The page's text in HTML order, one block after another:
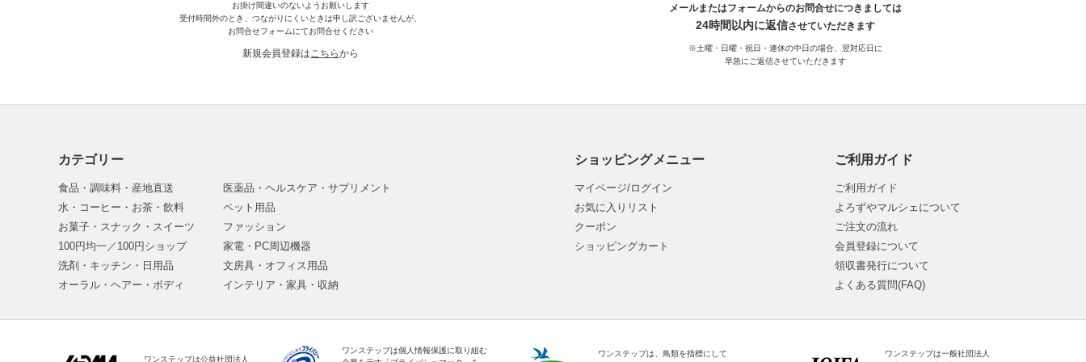
お掛け間違いのないようお願いします
受付時間外のとき、つながりにくいときは申し訳ございませんが、
お問合せフォームにてお問合せください
新規会員登録はこちらから
メールまたはフォームからのお問合せにつきましては
24時間以内に返信させていただきます
※土曜・日曜・祝日・連休の中日の場合、翌対応日に
早急にご返信させていただきます
カテゴリー
食品・調味料・産地直送
水・コーヒー・お茶・飲料
お菓子・スナック・スイーツ
100円均一／100円ショップ
洗剤・キッチン・日用品
オーラル・ヘアー・ボディ
医薬品・ヘルスケア・サプリメント
ペット用品
ファッション
家電・PC周辺機器
文房具・オフィス用品
インテリア・家具・収納
ショッピングメニュー
マイページ/ログイン
お気に入りリスト
クーポン
ショッピングカート
ご利用ガイド
ご利用ガイド
よろずやマルシェについて
ご注文の流れ
会員登録について
領収書発行について
よくある質問(FAQ)
ワンステップは公益社団法人
ワンステップは個人情報保護に取り組む
ワンステップは、鳥類を指標にして
ワンステップは一般社団法人